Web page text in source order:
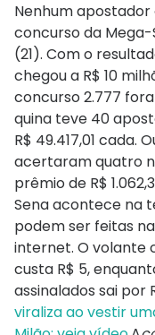
Nenhum apostador
concurso da
(21). Com o
chegou a R$ 10
concurso 2.777
quina teve 40
R$ 49.417,01 cada.
acertaram quatro
prêmio de R$
Sena acontece na
podem ser feitas
internet. O volante
custa R$ 5,
assinalados sai por
viraliza ao vestir